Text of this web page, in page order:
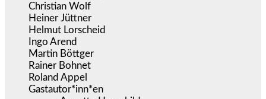
Christian Wolf
Heiner Jüttner
Helmut Lorscheid
Ingo Arend
Martin Böttger
Rainer Bohnet
Roland Appel
Gastautor*inn*en